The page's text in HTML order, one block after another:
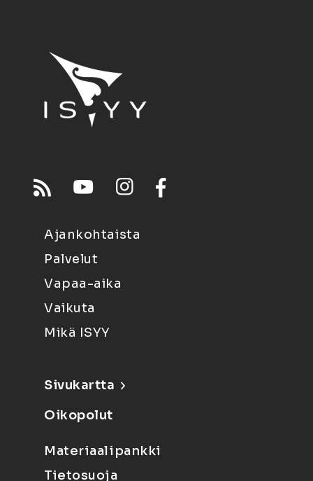
Ajankohtaista
Palvelut
Vapaa-aika
Vaikuta
Mikä ISYY
Sivukartta
Oikopolut
Materiaalipankki
Tietosuoja